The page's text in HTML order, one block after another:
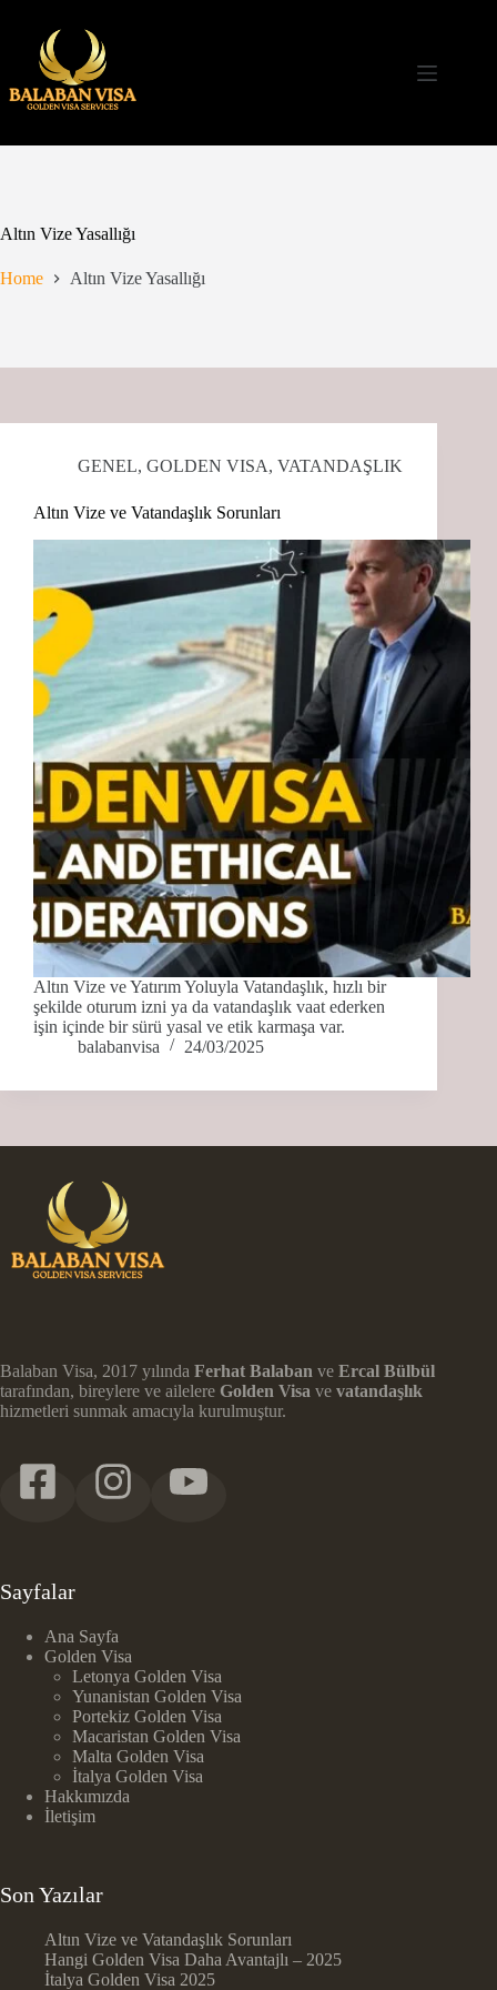
content
Altın Vize Yasallığı
Home Altın Vize Yasallığı
GENEL, GOLDEN VISA, VATANDAŞLIK
Altın Vize ve Vatandaşlık Sorunları
Altın Vize ve Yatırım Yoluyla Vatandaşlık, hızlı bir
şekilde oturum izni ya da vatandaşlık vaat ederken
işin içinde bir sürü yasal ve etik karmaşa var.
balabanvisa
24/03/2025
Balaban Visa, 2017 yılında Ferhat Balaban ve Ercal Bülbül
tarafından, bireylere ve ailelere Golden Visa ve vatandaşlık
hizmetleri sunmak amacıyla kurulmuştur.
Sayfalar
Ana Sayfa
Golden Visa
Letonya Golden Visa
Yunanistan Golden Visa
Portekiz Golden Visa
Macaristan Golden Visa
Malta Golden Visa
İtalya Golden Visa
Hakkımızda
İletişim
Son Yazılar
Altın Vize ve Vatandaşlık Sorunları
Hangi Golden Visa Daha Avantajlı – 2025
İtalya Golden Visa 2025